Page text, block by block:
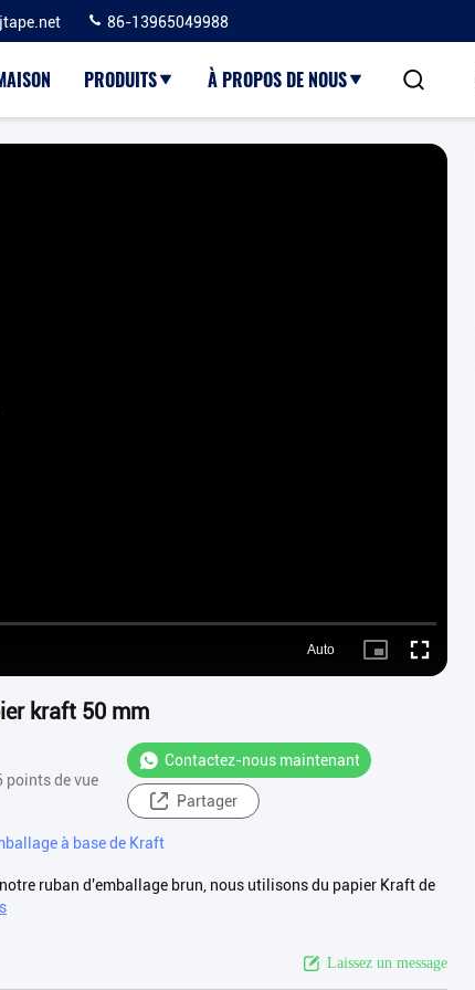
86-13965049988
PRODUITS À PROPOS DE NOUS
Auto
Picture- Fullscreen
kraft 50 mm
points de vue
Contactez-nous maintenant
Partager
à base de Kraft
ruban d'emballage brun, nous utilisons du papier Kraft de
Laissez un message